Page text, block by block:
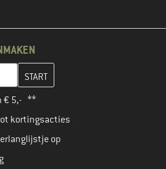
en maak in de volgende stap je
€ 5,- **
kortingsacties
op